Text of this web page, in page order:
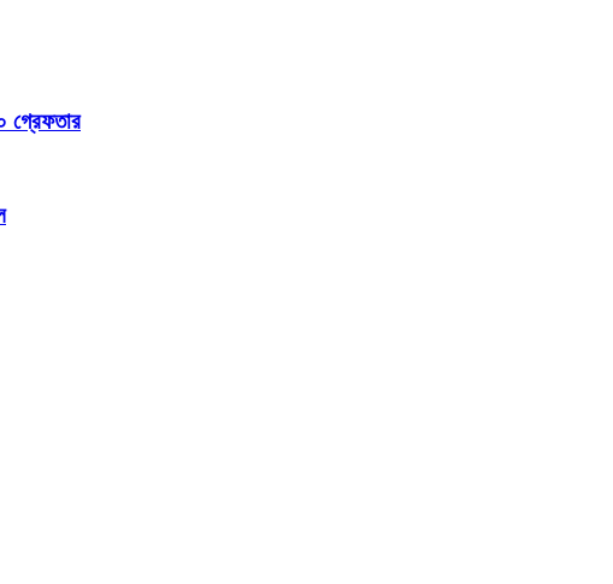
গ্রেফতার